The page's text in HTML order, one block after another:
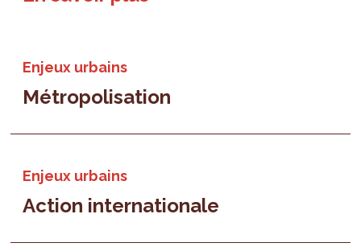
Enjeux urbains
Métropolisation
Enjeux urbains
Action internationale